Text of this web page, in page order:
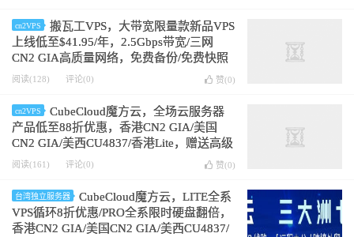
cn2VPS
搬瓦工VPS，大带宽限量款新品VPS
上线低至$41.95/年，2.5Gbps带宽/三网
CN2 GIA高质量网络，免费备份/免费快照
阅读(128) 评论(0) 赞(0)
cn2VPS
CubeCloud魔方云，全场云服务器
产品低至88折优惠，香港CN2 GIA/美国
CN2 GIA/美西CU4837/香港Lite，赠送高级
版CC硬件清洗
阅读(161) 评论(0) 赞(0)
台湾独立服务器
CubeCloud魔方云，LITE全系
VPS循环8折优惠/PRO全系限时硬盘翻倍，
香港CN2 GIA/美国CN2 GIA/美西CU4837/